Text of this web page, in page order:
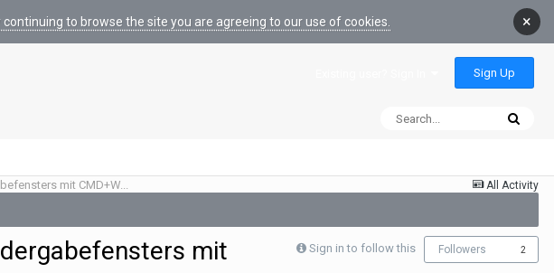
to browse the site you are agreeing to our use of cookies. ×
Sign Up
All Activity
mit CMD+W...
Sign in to follow this Followers 2
mit